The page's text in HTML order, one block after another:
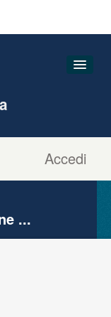
Accedi
...